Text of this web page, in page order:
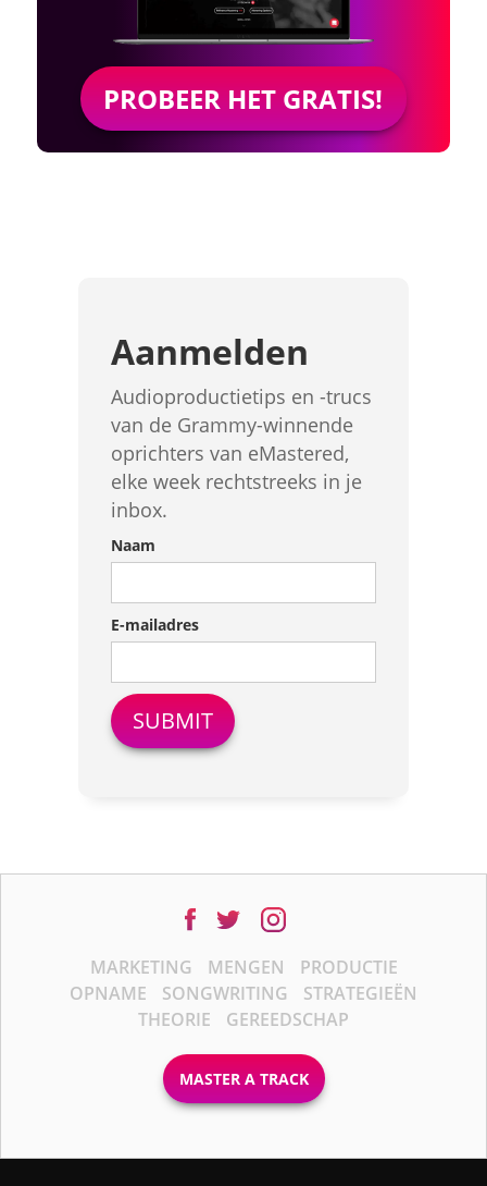
PROBEER HET GRATIS!
Aanmelden
Audioproductietips en -trucs
van de Grammy-winnende
oprichters van eMastered,
elke week rechtstreeks in je
inbox.
Naam
E-mailadres
MARKETING MENGEN
PRODUCTIE
OPNAME
SONGWRITING
STRATEGIEËN
THEORIE
GEREEDSCHAP
MASTER A TRACK